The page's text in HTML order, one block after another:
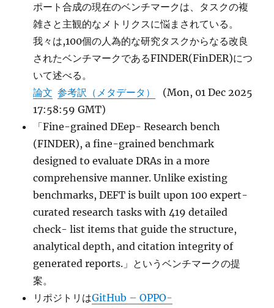
ポート合成の現在のベンチマークは、タスクの複
雑さと主観的なメトリクスに悩まされている。
我々は,100個の人為的な研究タスクからなる改良
されたベンチマークであるFINDER(FinDER)につ
いて述べる。
論文 参考訳（メタデータ）
(Mon, 01 Dec 2025
17:58:59 GMT)
「Fine-grained DEep- Research bench
(FINDER), a fine-grained benchmark
designed to evaluate DRAs in a more
comprehensive manner. Unlike existing
benchmarks, DEFT is built upon 100 expert-
curated research tasks with 419 detailed
check- list items that guide the structure,
analytical depth, and citation integrity of
generated reports.」というベンチマークの提
案。
リポジトリはGitHub – OPPO-